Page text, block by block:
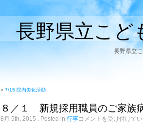
長野県立こど
長野県立
« 7/15 院内美化活動
８／１ 新規採用職員のご家族
8月 5th, 2015 . Posted in 行事８
コメントを受け付けて